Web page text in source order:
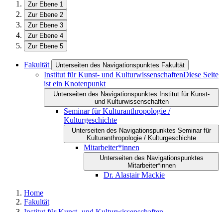
Zur Ebene 1
Zur Ebene 2
Zur Ebene 3
Zur Ebene 4
Zur Ebene 5
Fakultät Unterseiten des Navigationspunktes Fakultät
Institut für Kunst- und KulturwissenschaftenDiese Seite
ist ein Knotenpunkt
Unterseiten des Navigationspunktes Institut für Kunst-
und Kulturwissenschaften
Seminar für Kulturanthropologie /
Kulturgeschichte
Unterseiten des Navigationspunktes Seminar für
Kulturanthropologie / Kulturgeschichte
Mitarbeiter*innen
Unterseiten des Navigationspunktes
Mitarbeiter*innen
Dr. Alastair Mackie
Home
Fakultät